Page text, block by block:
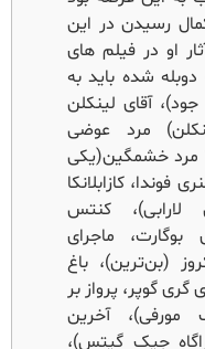
رسیدن در این
او در فیلم های
شده باید به
آقای لینکلن
مرد عوضی
(کریستوفر بالستررو (مانی))، ۱2 مرد خشمگین(یکی
فوندا، کازابلانکا
لارابی)، کنتس
بوگارت، ماجرای
(بن‌ترین)، باغ
گوپر، پرواز بر
مورفی)، آخرین
جیک گیتِس)،